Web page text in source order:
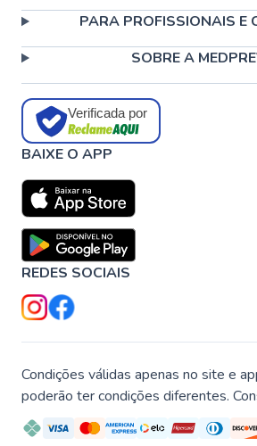
PARA PROFISSIONAIS E
SOBRE A
Verificada por
BAIXE O APP
REDES SOCIAIS
Condições válidas apenas no site e
poderão ter condições diferentes.